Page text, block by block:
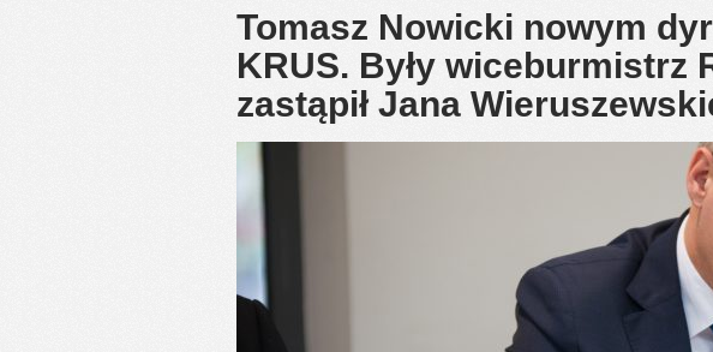
Tomasz Nowicki nowym
KRUS. Były wiceburmistrz
zastąpił Jana